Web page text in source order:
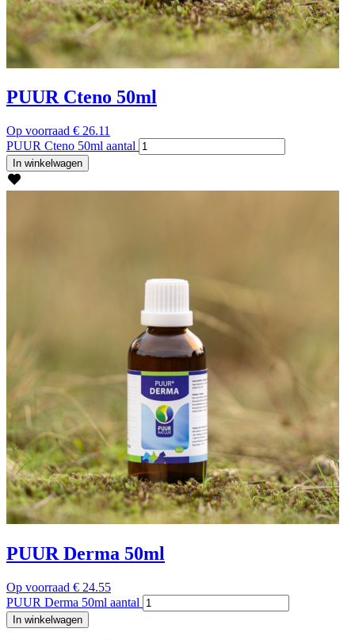
PUUR Cteno 50ml
Op voorraad € 26.11
PUUR Cteno 50ml aantal
In winkelwagen
PUUR Derma 50ml
Op voorraad € 24.55
PUUR Derma 50ml aantal
In winkelwagen